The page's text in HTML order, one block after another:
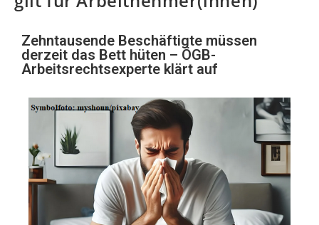
Zehntausende Beschäftigte müssen
derzeit das Bett hüten – ÖGB-
Arbeitsrechtsexperte klärt auf